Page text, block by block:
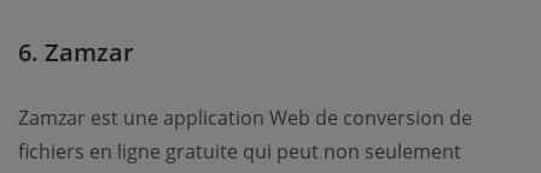
6. Zamzar
Zamzar est une application Web de conversion de
fichiers en ligne gratuite qui peut non seulement